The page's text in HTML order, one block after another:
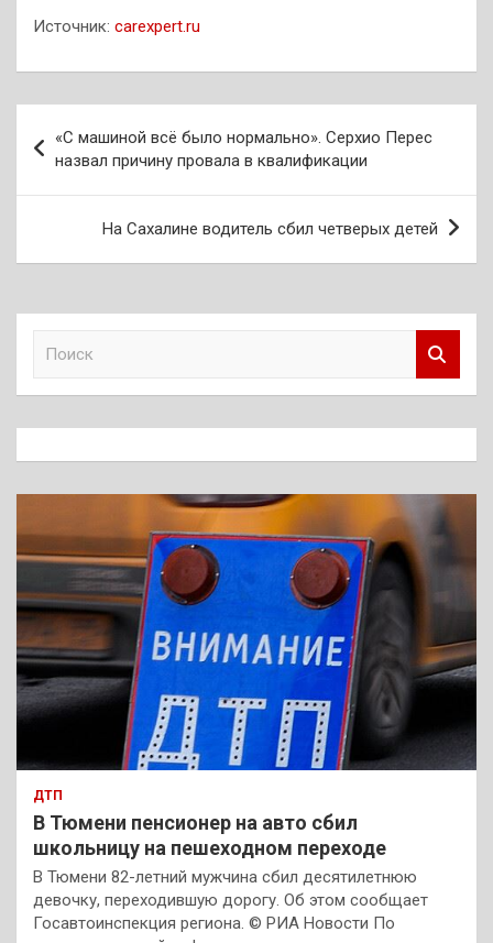
Источник: carexpert.ru
по
записям
«С машиной всё было нормально». Серхио Перес
назвал причину провала в квалификации
На Сахалине водитель сбил четверых детей
к
ДТП
В Тюмени пенсионер на авто сбил
школьницу на пешеходном переходе
В Тюмени 82-летний мужчина сбил десятилетнюю
девочку, переходившую дорогу. Об этом сообщает
Госавтоинспекция региона. © РИА Новости По